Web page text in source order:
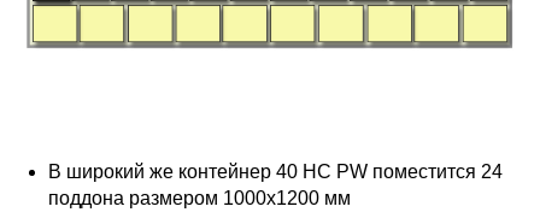
В широкий же контейнер 40 HC PW поместится 24
поддона размером 1000х1200 мм